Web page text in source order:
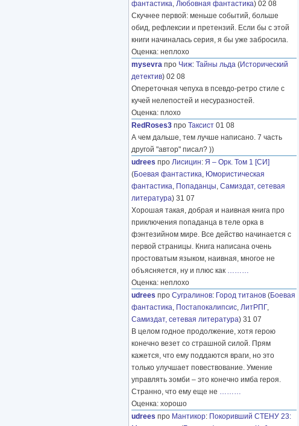
фантастика, Любовная фантастика) 02 08
Скучнее первой: меньше событий, больше
обид, рефлексии и претензий. Если бы с этой
книги начиналась серия, я бы уже забросила.
Оценка: неплохо
mysevra про Чиж: Тайны льда (Исторический
детектив) 02 08
Опереточная чепуха в псевдо-ретро стиле с
кучей нелепостей и несуразностей.
Оценка: плохо
RedRoses3 про Таксист 01 08
А чем дальше, тем лучше написано. 7 часть
другой "автор" писал? ))
udrees про Лисицин: Я – Орк. Том 1 [СИ]
(Боевая фантастика, Юмористическая
фантастика, Попаданцы, Самиздат, сетевая
литература) 31 07
Хорошая такая, добрая и наивная книга про
приключения попаданца в теле орка в
фэнтезийном мире. Все действо начинается с
первой страницы. Книга написана очень
простоватым языком, наивная, многое не
объясняется, ну и плюс как ………
Оценка: неплохо
udrees про Сугралинов: Город титанов (Боевая
фантастика, Постапокалипсис, ЛитРПГ,
Самиздат, сетевая литература) 31 07
В целом годное продолжение, хотя герою
конечно везет со страшной силой. Прям
кажется, что ему поддаются враги, но это
только улучшает повествование. Умение
управлять зомби – это конечно имба героя.
Странно, что ему еще не ………
Оценка: хорошо
udrees про Мантикор: Покоривший СТЕНУ 23: